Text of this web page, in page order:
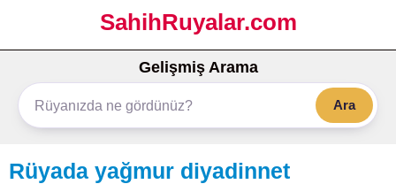
SahihRuyalar.com
Gelişmiş Arama
Ara
Rüyada yağmur diyadinnet